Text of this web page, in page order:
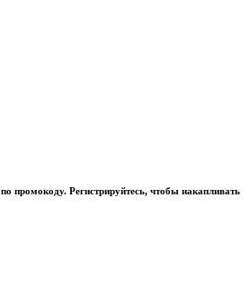
промокоду. Регистрируйтесь, чтобы накапливать